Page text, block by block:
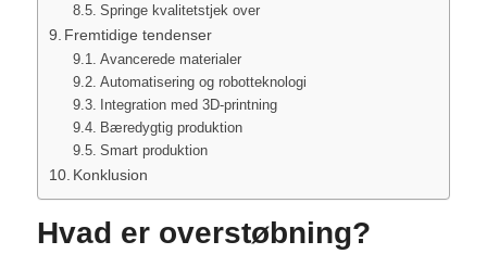
Springe kvalitetstjek over
Fremtidige tendenser
Avancerede materialer
Automatisering og robotteknologi
Integration med 3D-printning
Bæredygtig produktion
Smart produktion
Konklusion
Hvad er overstøbning?